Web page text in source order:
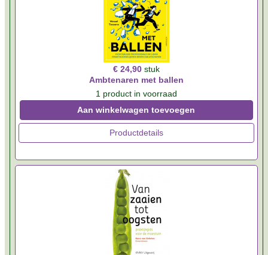
€ 24,90 stuk
Ambtenaren met ballen
1 product in voorraad
Aan winkelwagen toevoegen
Productdetails